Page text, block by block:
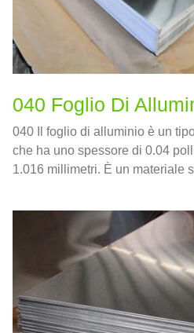
040 Foglio Di
040 Il foglio di alluminio è un
che ha uno spessore di 0.04
1.016 millimetri. È un materiale